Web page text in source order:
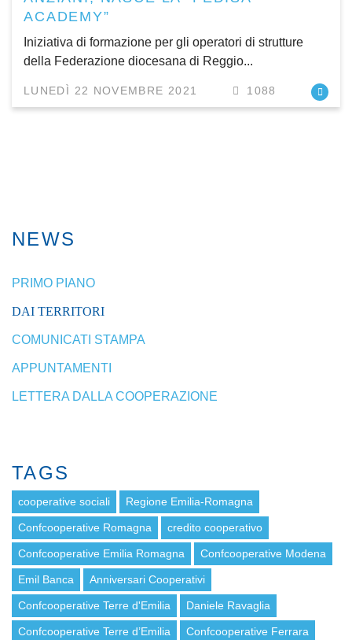
ACADEMY”
Iniziativa di formazione per gli operatori di strutture
della Federazione diocesana di Reggio...
LUNEDÌ 22 NOVEMBRE 2021 1088
NEWS
PRIMO PIANO
DAI TERRITORI
COMUNICATI STAMPA
APPUNTAMENTI
LETTERA DALLA COOPERAZIONE
TAGS
cooperative sociali Regione Emilia-Romagna
Confcooperative Romagna credito cooperativo
Confcooperative Emilia Romagna Confcooperative Modena
Emil Banca Anniversari Cooperativi
Confcooperative Terre d'Emilia Daniele Ravaglia
Confcooperative Terre d’Emilia Confcooperative Ferrara